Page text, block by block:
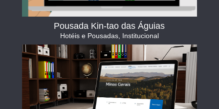
Pousada Kin-tao das Águias
Hotéis e Pousadas, Institucional